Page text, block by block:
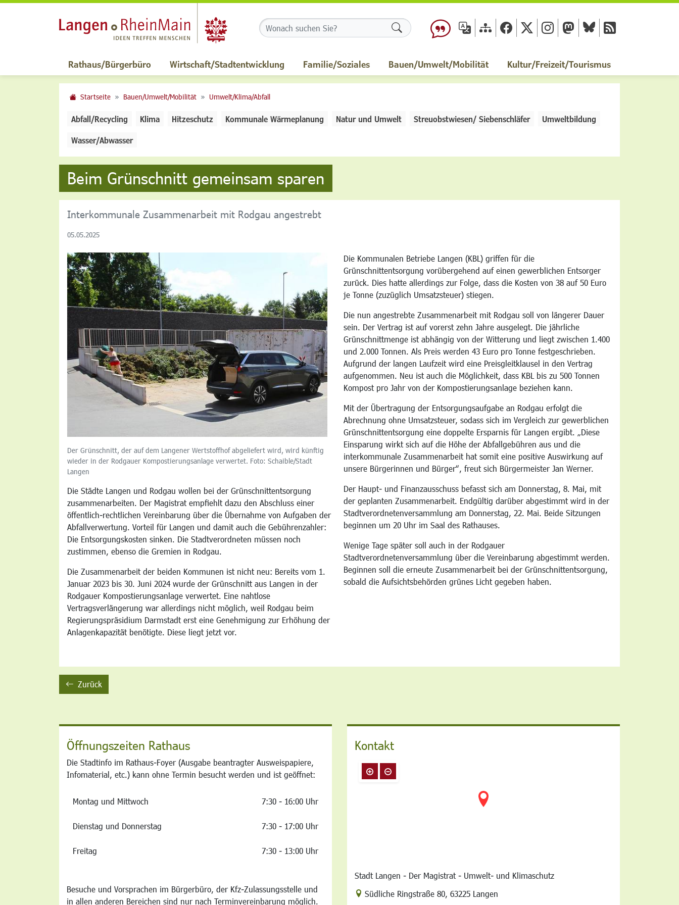
Formularschaltfläche
Rathaus/Bürgerbüro Wirtschaft/Stadtentwicklung Familie/Soziales Bauen/Umwelt/Mobilität Kultur/Freizeit/Tourismus
Startseite Bauen/Umwelt/Mobilität Umwelt/Klima/Abfall
Abfall/Recycling Klima Hitzeschutz Kommunale Wärmeplanung Natur und Umwelt Streuobstwiesen/ Siebenschläfer Umweltbildung
Wasser/Abwasser
Beim Grünschnitt gemeinsam sparen
Interkommunale Zusammenarbeit mit Rodgau angestrebt
Der Grünschnitt, der auf dem Langener Wertstoffhof abgeliefert wird, wird künftig
wieder in der Rodgauer Kompostierungsanlage verwertet. Foto: Schaible/Stadt
Langen
Die Städte Langen und Rodgau wollen bei der Grünschnittentsorgung
zusammenarbeiten. Der Magistrat empfiehlt dazu den Abschluss einer
öffentlich-rechtlichen Vereinbarung über die Übernahme von Aufgaben der
Abfallverwertung. Vorteil für Langen und damit auch die Gebührenzahler:
Die Entsorgungskosten sinken. Die Stadtverordneten müssen noch
zustimmen, ebenso die Gremien in Rodgau.
Die Zusammenarbeit der beiden Kommunen ist nicht neu: Bereits vom 1.
Januar 2023 bis 30. Juni 2024 wurde der Grünschnitt aus Langen in der
Rodgauer Kompostierungsanlage verwertet. Eine nahtlose
Vertragsverlängerung war allerdings nicht möglich, weil Rodgau beim
Regierungspräsidium Darmstadt erst eine Genehmigung zur Erhöhung der
Anlagenkapazität benötigte. Diese liegt jetzt vor.
Die Kommunalen Betriebe Langen (KBL) griffen für die
Grünschnittentsorgung vorübergehend auf einen gewerblichen Entsorger
zurück. Dies hatte allerdings zur Folge, dass die Kosten von 38 auf 50 Euro
je Tonne (zuzüglich Umsatzsteuer) stiegen.
Die nun angestrebte Zusammenarbeit mit Rodgau soll von längerer Dauer
sein. Der Vertrag ist auf vorerst zehn Jahre ausgelegt. Die jährliche
Grünschnittmenge ist abhängig von der Witterung und liegt zwischen 1.400
und 2.000 Tonnen. Als Preis werden 43 Euro pro Tonne festgeschrieben.
Aufgrund der langen Laufzeit wird eine Preisgleitklausel in den Vertrag
aufgenommen. Neu ist auch die Möglichkeit, dass KBL bis zu 500 Tonnen
Kompost pro Jahr von der Kompostierungsanlage beziehen kann.
Mit der Übertragung der Entsorgungsaufgabe an Rodgau erfolgt die
Abrechnung ohne Umsatzsteuer, sodass sich im Vergleich zur gewerblichen
Grünschnittentsorgung eine doppelte Ersparnis für Langen ergibt. „Diese
Einsparung wirkt sich auf die Höhe der Abfallgebühren aus und die
interkommunale Zusammenarbeit hat somit eine positive Auswirkung auf
unsere Bürgerinnen und Bürger“, freut sich Bürgermeister Jan Werner.
Der Haupt- und Finanzausschuss befasst sich am Donnerstag, 8. Mai, mit
der geplanten Zusammenarbeit. Endgültig darüber abgestimmt wird in der
Stadtverordnetenversammlung am Donnerstag, 22. Mai. Beide Sitzungen
beginnen um 20 Uhr im Saal des Rathauses.
Wenige Tage später soll auch in der Rodgauer
Stadtverordnetenversammlung über die Vereinbarung abgestimmt werden.
Beginnen soll die erneute Zusammenarbeit bei der Grünschnittentsorgung,
sobald die Aufsichtsbehörden grünes Licht gegeben haben.
05.05.2025
backward Zurück
Öffnungszeiten Rathaus
Die Stadtinfo im Rathaus-Foyer (Ausgabe beantragter Ausweispapiere,
Infomaterial, etc.) kann ohne Termin besucht werden und ist geöffnet:
Montag und Mittwoch 7:30 - 16:00 Uhr
Dienstag und Donnerstag 7:30 - 17:00 Uhr
Freitag 7:30 - 13:00 Uhr
Besuche und Vorsprachen im Bürgerbüro, der Kfz-Zulassungsstelle und
in allen anderen Bereichen sind nur nach Terminvereinbarung möglich.
Kontakt
Stadt Langen - Der Magistrat - Umwelt- und Klimaschutz
Link zur Google-Maps Navigation
Südliche Ringstraße 80 63225 Langen